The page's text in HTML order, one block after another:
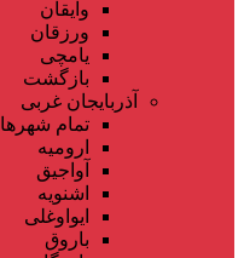
وایقان
ورزقان
یامچی
بازگشت
آذربایجان غربی
تمام شهر‌ها
ارومیه
آواجیق
اشنویه
ایواوغلی
باروق